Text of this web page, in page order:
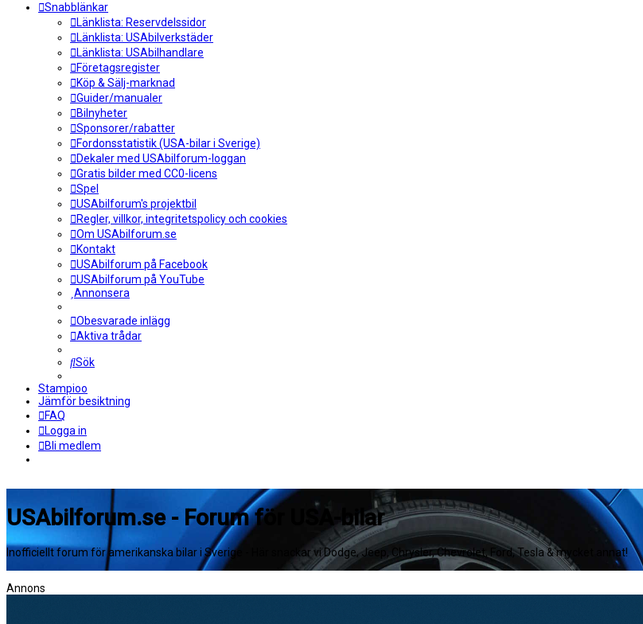
Snabblänkar
Länklista: Reservdelssidor
Länklista: USAbilverkstäder
Länklista: USAbilhandlare
Företagsregister
Köp & Sälj-marknad
Guider/manualer
Bilnyheter
Sponsorer/rabatter
Fordonsstatistik (USA-bilar i Sverige)
Dekaler med USAbilforum-loggan
Gratis bilder med CC0-licens
Spel
USAbilforum's projektbil
Regler, villkor, integritetspolicy och cookies
Om USAbilforum.se
Kontakt
USAbilforum på Facebook
USAbilforum på YouTube
Annonsera
Obesvarade inlägg
Aktiva trådar
Sök
Stampioo
Jämför besiktning
FAQ
Logga in
Bli medlem
USAbilforum.se - Forum för USA-bilar
Inofficiellt forum för amerikanska bilar i Sverige - Här snackar vi Dodge, Jeep, Chrysler, Chevrolet, Ford, Tesla & mycket annat!
Annons